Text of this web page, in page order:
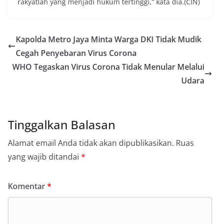
Kapolda Metro Jaya Minta Warga DKI Tidak Mudik
Cegah Penyebaran Virus Corona
WHO Tegaskan Virus Corona Tidak Menular Melalui
Udara
Tinggalkan Balasan
Alamat email Anda tidak akan dipublikasikan. Ruas
yang wajib ditandai *
Komentar*